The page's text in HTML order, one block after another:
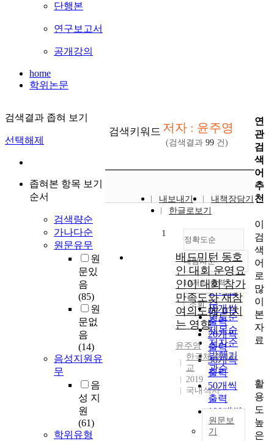
단행본
연구보고서
공개강의
home
학위논문
검색결과 좁혀 보기
선택해제
좁혀본 항목 보기
순서
검색량순
가나다순
원문유무
원
문있
음
(85)
원
문없
음
(14)
음성지원유
무
음
성 지
원
(61)
학위유형
검색키워드 저자 : 윤주영
(검색결과 99 건)
내보내기
내책장담기
한글로보기
정확도순
정확도
순
인기도
순
연도순
제목순
저자순
발행기
관순
내림차순
내림차순
10개씩 출력
10개씩
출력
20개씩
출력
30개씩
출력
50개씩
출력
100개씩
출력
조회
1
배드민턴 동호
인 대회 운영요
인이 대회 참가
만족도와 재참
여의도에 미치
는 영향
윤주영
한국체육대학
교
2019
국내석사
원문보
기
연
관
검
색
어
추
천
이
검
색
어
로
많
이
본
자
료
활
용
도
높
은